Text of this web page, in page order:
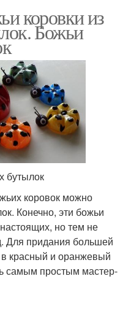
коровки из
Божьи
бутылок
коровок можно
Конечно, эти божьи
но тем не
Для придания большей
красный и оранжевый
самым простым мастер-